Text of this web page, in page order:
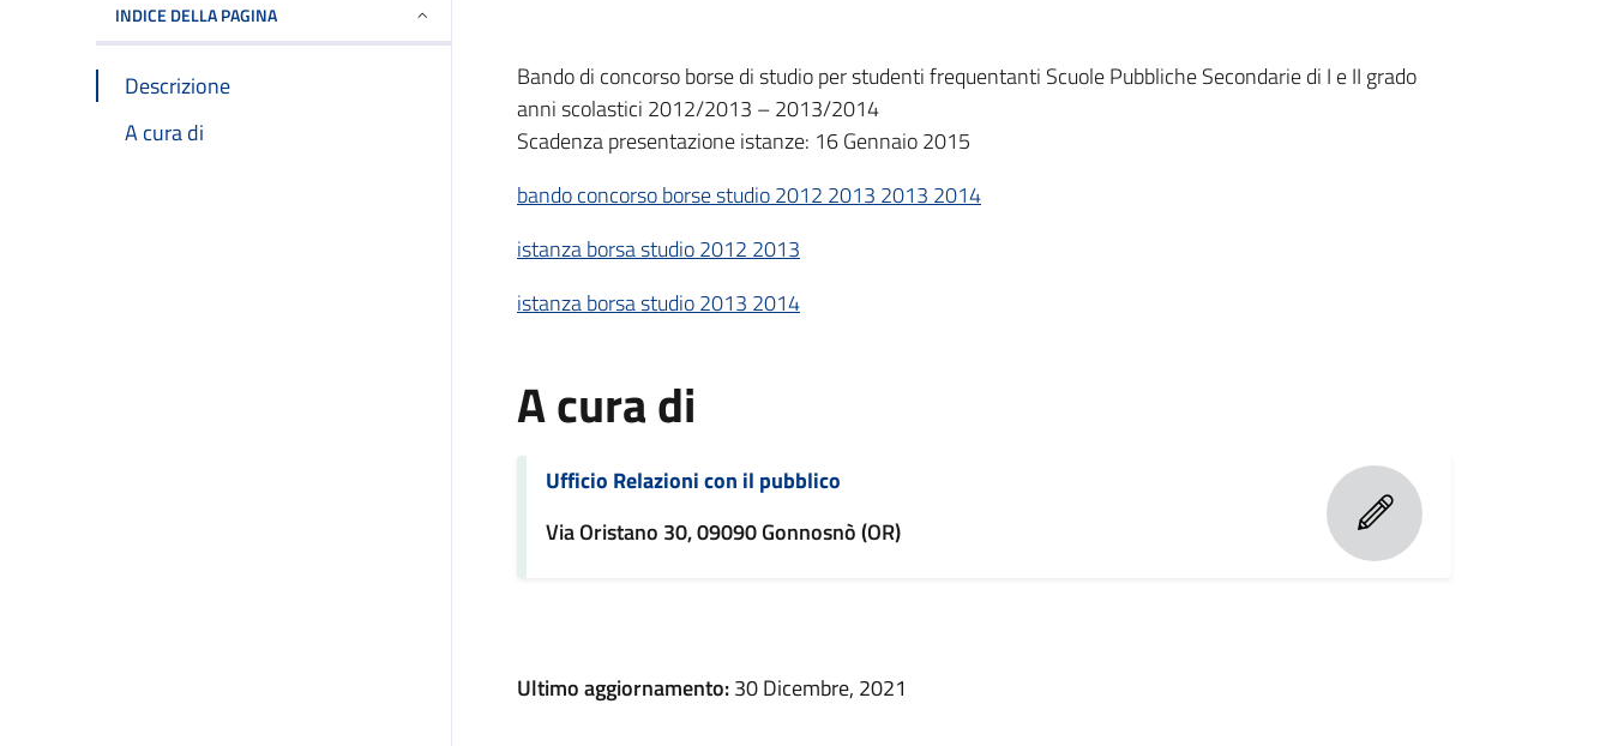
INDICE DELLA PAGINA
Descrizione
A cura di
Bando di concorso borse di studio per studenti frequentanti Scuole Pubbliche Secondarie di I e II grado
anni scolastici 2012/2013 – 2013/2014
Scadenza presentazione istanze: 16 Gennaio 2015
bando concorso borse studio 2012 2013 2013 2014
istanza borsa studio 2012 2013
istanza borsa studio 2013 2014
A cura di
Ufficio Relazioni con il pubblico
Via Oristano 30, 09090 Gonnosnò (OR)
Ultimo aggiornamento:30 Dicembre, 2021